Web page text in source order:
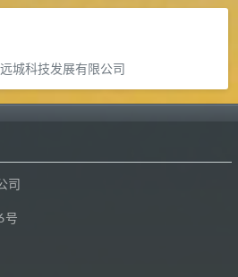
城科技发展有限公司
司
号